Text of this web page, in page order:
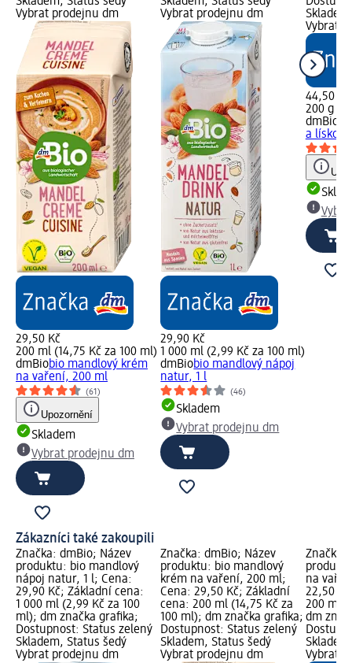
Vybrat prodejnu dm
29,50 Kč
200 ml (14,75 Kč za 100 ml)
dmBiobio mandlový krém
na vaření, 200 ml
(61)
Upozornění
Skladem
Vybrat prodejnu dm
Vybrat prodejnu dm
29,90 Kč
1 000 ml (2,99 Kč za 100 ml)
dmBiobio mandlový nápoj
natur, 1 l
(46)
Skladem
Vybrat prodejnu dm
Vybrat
44,50 Kč
200 g
dmBio
a
Zákazníci také zakoupili
Značka: dmBio; Název
produktu: bio mandlový
nápoj natur, 1 l; Cena:
29,90 Kč; Základní cena:
1 000 ml (2,99 Kč za 100
ml); dm značka grafika;
Dostupnost: Status zelený
Skladem, Status šedý
Vybrat prodejnu dm
Značka: dmBio; Název
produktu: bio mandlový
krém na vaření, 200 ml;
Cena: 29,50 Kč; Základní
cena: 200 ml (14,75 Kč za
100 ml); dm značka grafika;
Dostupnost: Status zelený
Skladem, Status šedý
Vybrat prodejnu dm
Značka:
na
22,50
200 ml
dm
Vybrat